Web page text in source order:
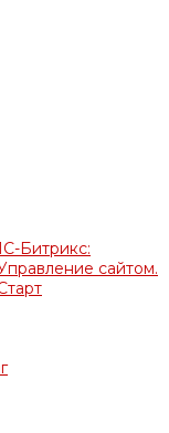
Битрикс:
сайтом.